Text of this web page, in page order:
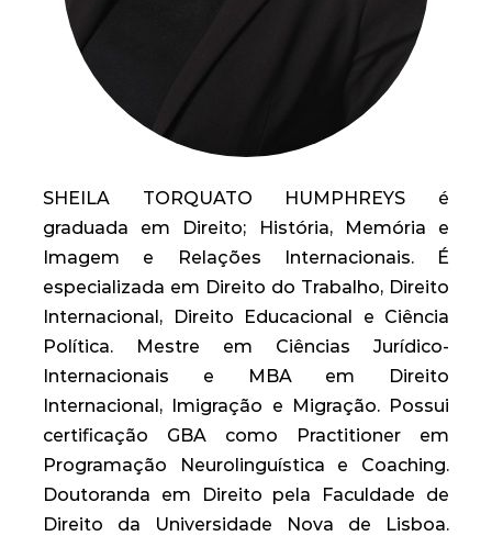
SHEILA TORQUATO HUMPHREYS é
graduada em Direito; História, Memória e
Imagem e Relações Internacionais. É
especializada em Direito do Trabalho, Direito
Internacional, Direito Educacional e Ciência
Política. Mestre em Ciências Jurídico-
Internacionais e MBA em Direito
Internacional, Imigração e Migração. Possui
certificação GBA como Practitioner em
Programação Neurolinguística e Coaching.
Doutoranda em Direito pela Faculdade de
Direito da Universidade Nova de Lisboa.